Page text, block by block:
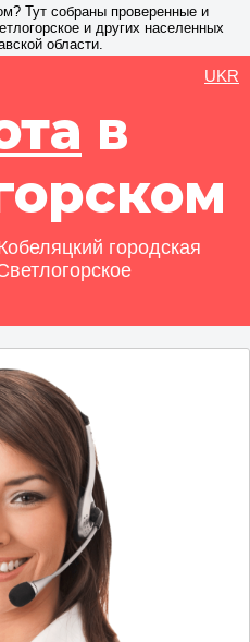
Тут собраны проверенные и
и других населенных
области.
в
городская
UKR